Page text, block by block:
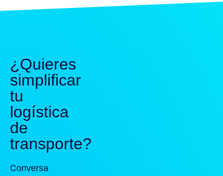
¿Quieres
simplificar
tu
logística
de
transporte?
Conversa